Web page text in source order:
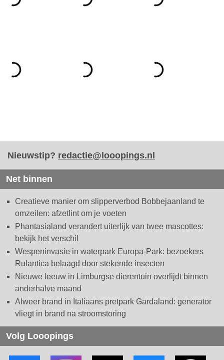
Nieuwstip? redactie@looopings.nl
Net binnen
Creatieve manier om slipperverbod Bobbejaanland te
omzeilen: afzetlint om je voeten
Phantasialand verandert uiterlijk van twee mascottes:
bekijk het verschil
Wespeninvasie in waterpark Europa-Park: bezoekers
Rulantica belaagd door stekende insecten
Nieuwe leeuw in Limburgse dierentuin overlijdt binnen
anderhalve maand
Alweer brand in Italiaans pretpark Gardaland: generator
vliegt in brand na stroomstoring
Volg Looopings